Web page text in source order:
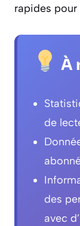
rapides pour
À
de
des
avec